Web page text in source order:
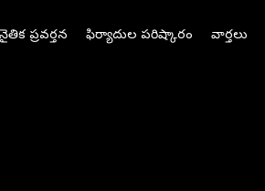
నైతిక ప్రవర్తన ఫిర్యాదుల పరిష్కారం వార్తలు